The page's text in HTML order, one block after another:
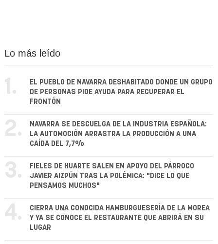
Lo más leído
1.
EL PUEBLO DE NAVARRA DESHABITADO DONDE UN GRUPO
DE PERSONAS PIDE AYUDA PARA RECUPERAR EL
FRONTÓN
2.
NAVARRA SE DESCUELGA DE LA INDUSTRIA ESPAÑOLA:
LA AUTOMOCIÓN ARRASTRA LA PRODUCCIÓN A UNA
CAÍDA DEL 7,7%
3.
FIELES DE HUARTE SALEN EN APOYO DEL PÁRROCO
JAVIER AIZPÚN TRAS LA POLÉMICA: "DICE LO QUE
PENSAMOS MUCHOS"
4.
CIERRA UNA CONOCIDA HAMBURGUESERÍA DE LA MOREA
Y YA SE CONOCE EL RESTAURANTE QUE ABRIRÁ EN SU
LUGAR